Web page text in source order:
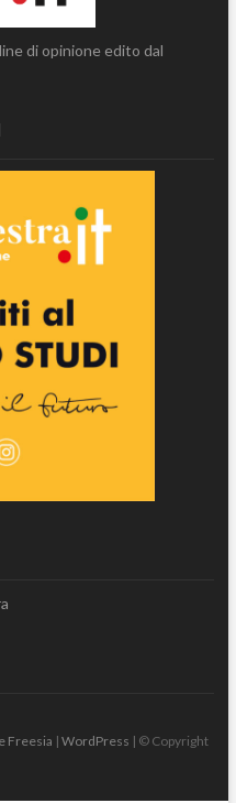
di opinione edito dal
Freesia | WordPress | © Copyright